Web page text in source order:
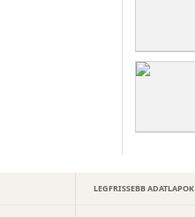
LEGFRISSEBB ADATLAPOK